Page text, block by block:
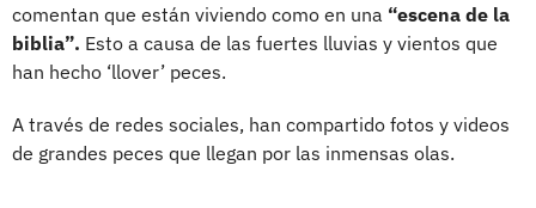
comentan que están viviendo como en una “escena de la
biblia”. Esto a causa de las fuertes lluvias y vientos que
han hecho ‘llover’ peces.
A través de redes sociales, han compartido fotos y videos
de grandes peces que llegan por las inmensas olas.